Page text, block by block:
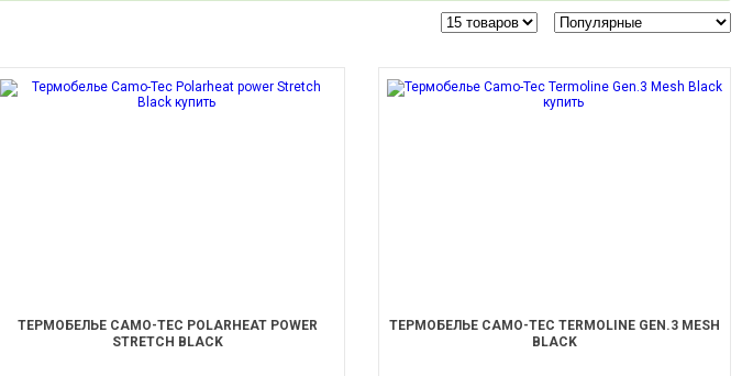
ТЕРМОБЕЛЬЕ CAMO-TEC POLARHEAT POWER
STRETCH BLACK
ТЕРМОБЕЛЬЕ CAMO-TEC TERMOLINE GEN.3 MESH
BLACK